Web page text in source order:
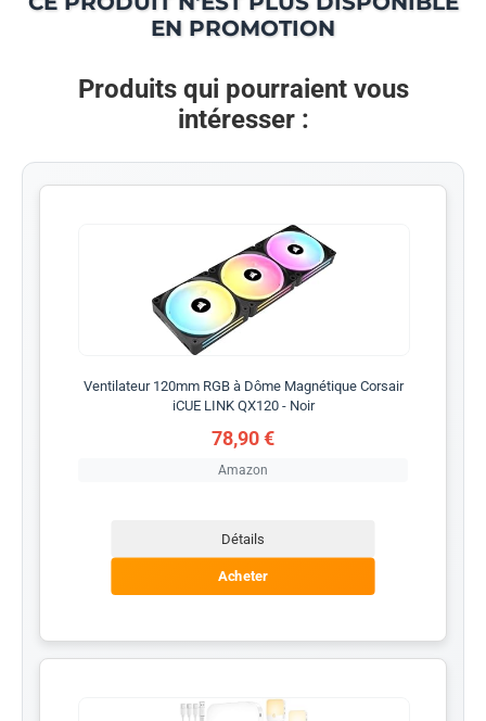
EN PROMOTION
Produits qui pourraient vous
intéresser :
Ventilateur 120mm RGB à Dôme Magnétique Corsair
iCUE LINK QX120 - Noir
78,90 €
Amazon
Détails
Acheter